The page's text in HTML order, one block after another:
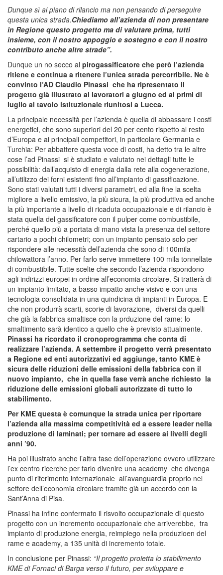
Dunque sì al piano di rilancio ma non pensando di perseguire
questa unica strada.Chiediamo all’azienda di non presentare
in Regione questo progetto ma di valutare prima, tutti
insieme, con il nostro appoggio e sostegno e con il nostro
contributo anche altre strade”.
Dunque un no secco al pirogassificatore che però l’azienda
ritiene e continua a ritenere l’unica strada percorribile. Ne è
convinto l’AD Claudio Pinassi che ha ripresentato il
progetto già illustrato ai lavoratori a giugno ed ai primi di
luglio al tavolo istituzionale riunitosi a Lucca.
La principale necessità per l’azienda è quella di abbassare i costi
energetici, che sono superiori del 20 per cento rispetto al resto
d’Europa e ai principali competitori, in particolare Germania e
Turchia: Per abbattere questa voce di costi, ha detto tra le altre
cose l’ad Pinassi si è studiato e valutato nei dettagli tutte le
possibilità: dall’acquisto di energia dalla rete alla cogenerazione,
all’utilizzo dei forni esistenti fino all’impianto di gassificazione.
Sono stati valutati tutti i diversi parametri, ed alla fine la scelta
migliore a livello emissivo, la più sicura, la più produttiva ed anche
la più importante a livello di ricaduta occupazionale e di rilancio è
stata quella del gassificatore con il pulper come combustibile,
perché quello più a portata di mano vista la presenza del settore
cartario a pochi chilometri; con un impianto pensato solo per
rispondere alle necessità dell’azienda che sono di 100mila
chilowattora l’anno. Per farlo serve immettere 100 mila tonnellate
di combustibile. Tutte scelte che secondo l’azienda rispondono
agli indirizzi europei in ordine all’economia circolare. Si tratterà di
un impianto limitato, a basso impatto anche visivo e con una
tecnologia consolidata in una quindicina di impianti in Europa. E
che non produrrà scarti, scorie di lavorazione, diversi da quelli
che già la fabbrica smaltisce con la prduzione del rame: lo
smaltimento sarà identico a quello che è previsto attualmente.
Pinassi ha ricordato il cronoprogramma che conta di
realizzare l’azienda. A settembre il progetto verrà presentato
a Regione ed enti autorizzativi ed aggiunge, tanto KME è
sicura delle riduzioni delle emissioni della fabbrica con il
nuovo impianto, che in quella fase verrà anche richiesto la
riduzione delle emissioni globali autorizzate di tutto lo
stabilimento.
Per KME questa è comunque la strada unica per riportare
l’azienda alla massima competitività ed a essere leader nella
produzione di laminati; per tornare ad essere ai livelli degli
anni ’90.
Ha poi illustrato anche l’altra fase dell’operazione ovvero utilizzare
l’ex centro ricerche per farlo divenire una academy che divenga
punto di riferimento internazionale all’avanguardia proprio nel
settore dell’economia circolare tramite già un accordo con la
Sant’Anna di Pisa.
Pinassi ha infine confermato il risvolto occupazionale di questo
progetto con un incremento occupazionale che arriverebbe, tra
impianto di produzione energia, reimpiego nella produzioen del
rame e academy, a 135 unità di incremento totale.
In conclusione per Pinassi: “Il progetto proietta lo stabilimento
KME di Fornaci di Barga verso il futuro, per sviluppare e